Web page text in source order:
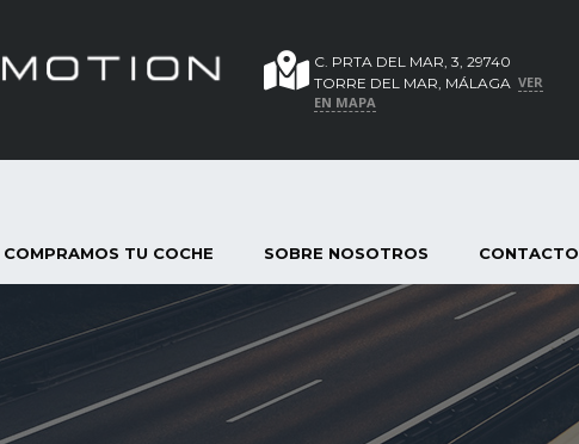
C. PRTA DEL MAR, 3, 29740
TORRE DEL MAR, MÁLAGA VER
EN MAPA
COMPRAMOS TU COCHE SOBRE NOSOTROS CONTACTO